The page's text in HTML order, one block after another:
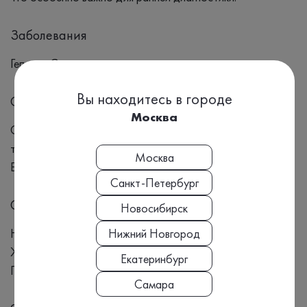
Заболевания
Гепатит С
Симптомы
Симптомы гепатита С могут варьироваться от легких до
тяжелых и включают: Усталость Желтуха Темная моча
Боль в животе Потеря аппетита Тошнота и рвота
Синонимы
HCV, Гепатит С, РНК вирус, Заболевание печени,
Желтуха, Заражение через кровь, Цирроз печени,
Противовирусная терапия
Вы находитесь в городе
Москва
Москва
Санкт-Петербург
Новосибирск
Нижний Новгород
Екатеринбург
Самара